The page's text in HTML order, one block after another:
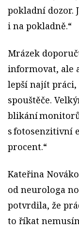
pokladní dozor.
i na pokladně.“
Mrázek
informovat, ale
lepší najít práci,
spouštěče.
blikání
s fotosenzitivní
procent.“
Kateřina
od neurologa
potvrdila, že
to říkat